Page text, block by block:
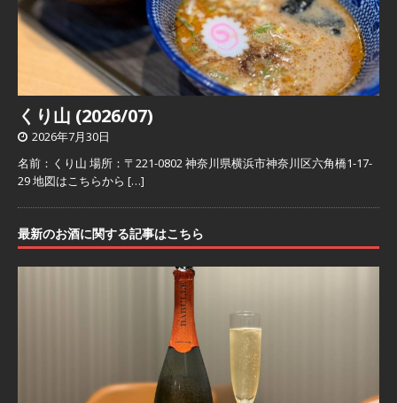
くり山 (2026/07)
2026年7月30日
名前：くり山 場所：〒221-0802 神奈川県横浜市神奈川区六角橋1-17-
29 地図はこちらから […]
最新のお酒に関する記事はこちら